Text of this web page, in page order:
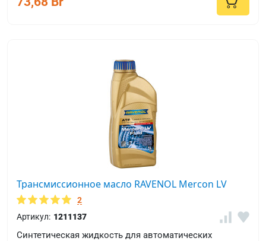
Трансмиссионное масло RAVENOL Mercon LV
2
Артикул: 1211137
Синтетическая жидкость для автоматических